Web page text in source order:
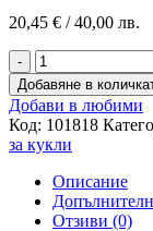
20,45 € / 40,00 лв.
Добавяне в
Добави в любими
Код: 101818
за кукли
Описание
Отзиви (0)